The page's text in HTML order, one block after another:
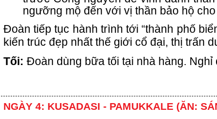
ngưỡng mộ đến với vị thần bảo hộ
Đoàn tiếp tục hành trình tới “thành phố
kiến trúc đẹp nhất thế giới cổ đại, thị trấn
Tối: Đoàn dùng bữa tối tại nhà hàng.
NGÀY 4: KUSADASI - PAMUKKALE (ĂN: